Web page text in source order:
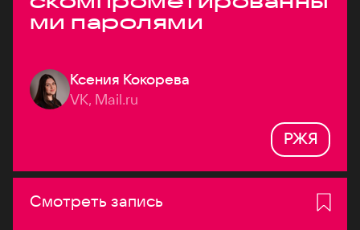
ми паролями
Ксения Кокорева
VK, Mail.ru
РЖЯ
Смотреть запись